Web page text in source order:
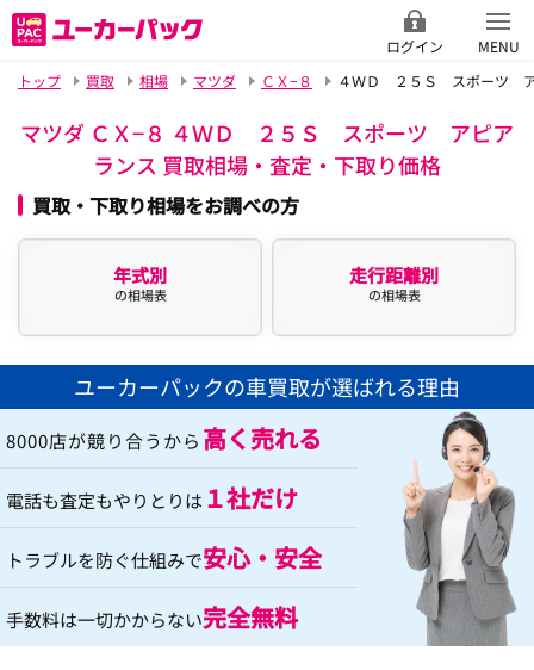
ログイン
MENU
トップ
買取 相場 マツダ ＣＸ−８ ４ＷＤ ２５Ｓ スポーツ ア
マツダ ＣＸ−８ ４ＷＤ ２５Ｓ スポーツ アピア
ランス 買取相場・査定・下取り価格
買取・下取り相場をお調べの方
年式別
の相場表
走行距離別
の相場表
ユーカーパックの車買取が選ばれる理由
8000店が競り合うから 高く売れる
電話も査定もやりとりは １社だけ
トラブルを防ぐ仕組みで安心・安全
手数料は一切かからない完全無料